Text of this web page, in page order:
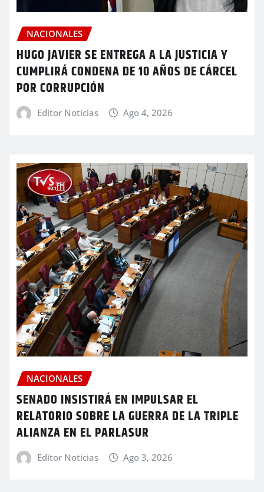
NACIONALES
HUGO JAVIER SE ENTREGA A LA JUSTICIA Y
CUMPLIRÁ CONDENA DE 10 AÑOS DE CÁRCEL
POR CORRUPCIÓN
Editor Noticias Ago 4, 2026
NACIONALES
SENADO INSISTIRÁ EN IMPULSAR EL
RELATORIO SOBRE LA GUERRA DE LA TRIPLE
ALIANZA EN EL PARLASUR
Editor Noticias Ago 3, 2026